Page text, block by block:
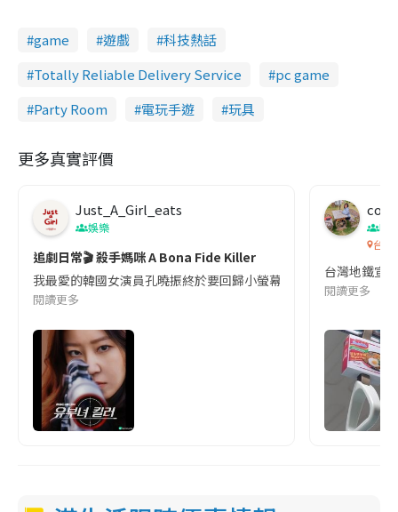
game 遊戲
科技熱話
Totally Reliable Delivery Service
pc game
Party Room
電玩手遊 玩具
更多真實評價
Just_A_Girl_eats
娛樂
追劇日常🎬 殺手媽咪 A Bona Fide Killer
我最愛的韓國女演員孔曉振終於要回歸小螢幕啦!這次的劇本改編
閱讀更多
co
吹
台灣
台灣地鐵宣
閱讀更多